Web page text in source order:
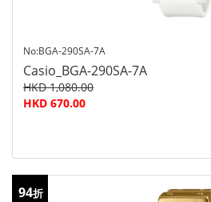
No:BGA-290SA-7A
Casio_BGA-290SA-7A
HKD 1,080.00
HKD 670.00
94折